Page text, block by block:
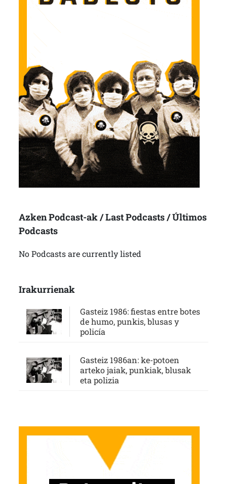
Azken Podcast-ak / Last Podcasts / Últimos
Podcasts
No Podcasts are currently listed
Irakurrienak
Gasteiz 1986: fiestas entre botes
de humo, punkis, blusas y
policía
Gasteiz 1986an: ke-potoen
arteko jaiak, punkiak, blusak
eta polizia